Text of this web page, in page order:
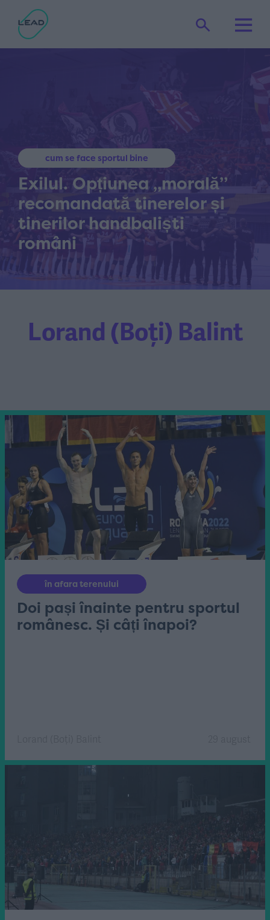
Lorand (Boți) Balint
cum se face sportul bine
Exilul. Opțiunea „morală”
recomandată tinerelor și
tinerilor handbaliști
români
în afara terenului
Doi pași înainte pentru sportul
românesc. Și câți înapoi?